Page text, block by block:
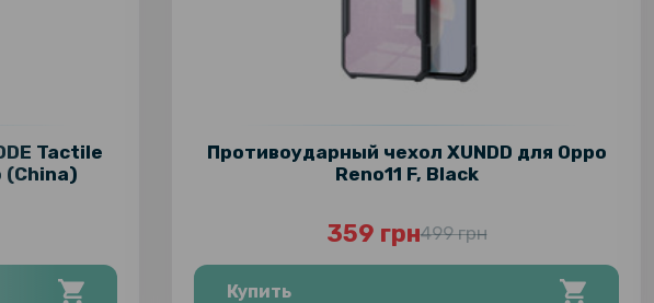
Tactile
(China)
Противоударный чехол XUNDD для Oppo
Reno11 F, Black
359 грн499 грн
Купить